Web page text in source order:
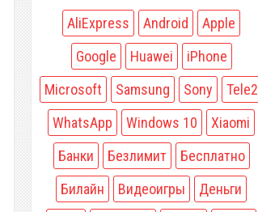
AliExpress Android
Apple
Google
Huawei
iPhone
Microsoft
Samsung Sony
Tele2
WhatsApp
Windows 10
Xiaomi
Банки
Безлимит
Бесплатно
Билайн
Видеоигры
Деньги